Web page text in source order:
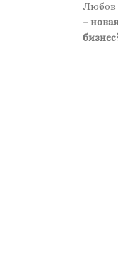
Любов
–